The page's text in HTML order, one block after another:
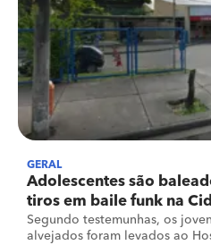
GERAL
Adolescentes são
tiros em baile funk na
Segundo testemunhas, os
alvejados foram levados ao